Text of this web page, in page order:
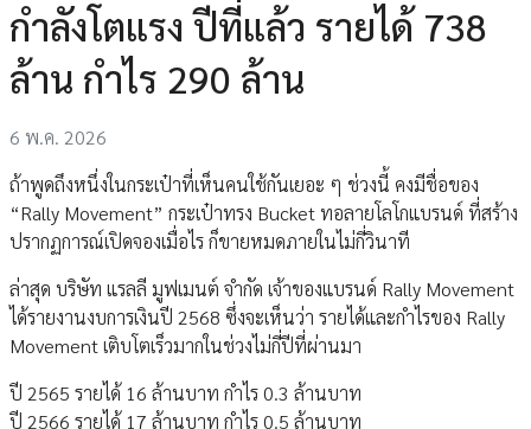
กำลังโตแรง ปีที่แล้ว รายได้ 738
ล้าน กำไร 290 ล้าน
6 พ.ค. 2026
ถ้าพูดถึงหนึ่งในกระเป๋าที่เห็นคนใช้กันเยอะ ๆ ช่วงนี้ คงมีชื่อของ
“Rally Movement” กระเป๋าทรง Bucket ทอลายโลโกแบรนด์ ที่สร้าง
ปรากฏการณ์เปิดจองเมื่อไร ก็ขายหมดภายในไม่กี่วินาที
ล่าสุด บริษัท แรลลี มูฟเมนต์ จำกัด เจ้าของแบรนด์ Rally Movement
ได้รายงานงบการเงินปี 2568 ซึ่งจะเห็นว่า รายได้และกำไรของ Rally
Movement เติบโตเร็วมากในช่วงไม่กี่ปีที่ผ่านมา
ปี 2565 รายได้ 16 ล้านบาท กำไร 0.3 ล้านบาท
ปี 2566 รายได้ 17 ล้านบาท กำไร 0.5 ล้านบาท